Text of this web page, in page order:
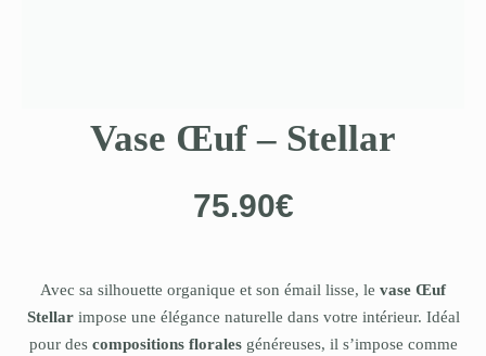
Vase Œuf – Stellar
75.90€
Avec sa silhouette organique et son émail lisse, le vase Œuf
Stellarimpose une élégance naturelle dans votre intérieur. Idéal
pour des compositions floralesgénéreuses, il s’impose comme